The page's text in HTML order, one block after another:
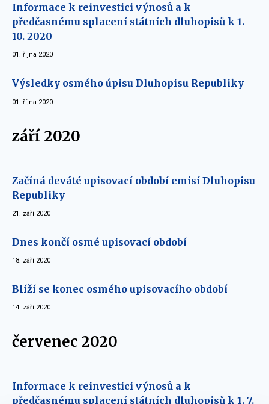
Informace k reinvestici výnosů a k
předčasnému splacení státních dluhopisů k 1.
10. 2020
01. října 2020
Výsledky osmého úpisu Dluhopisu Republiky
01. října 2020
září 2020
Začíná deváté upisovací období emisí Dluhopisu
Republiky
21. září 2020
Dnes končí osmé upisovací období
18. září 2020
Blíží se konec osmého upisovacího období
14. září 2020
červenec 2020
Informace k reinvestici výnosů a k
předčasnému splacení státních dluhopisů k 1. 7.